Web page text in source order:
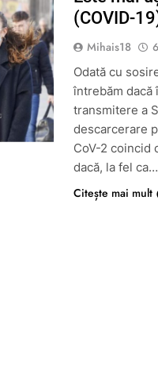
(COVID-
Mihais18
Odată cu
întrebăm dacă
transmitere a
descarcerare
CoV-2 coincid
dacă, la fel ca…
Citește mai mult